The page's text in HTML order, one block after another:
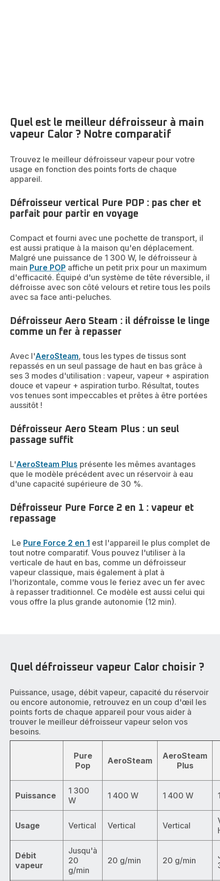
Quel est le meilleur défroisseur à main
vapeur Calor ? Notre comparatif
Trouvez le meilleur défroisseur vapeur pour votre
usage en fonction des points forts de chaque
appareil.
Défroisseur vertical Pure POP : pas cher et
parfait pour partir en voyage
Compact et fourni avec une pochette de transport, il
est aussi pratique à la maison qu'en déplacement.
Malgré une puissance de 1 300 W, le défroisseur à
main Pure POP affiche un petit prix pour un maximum
d'efficacité. Équipé d'un système de tête réversible, il
défroisse avec son côté velours et retire tous les poils
avec sa face anti-peluches.
Défroisseur Aero Steam : il défroisse le linge
comme un fer à repasser
Avec l'AeroSteam, tous les types de tissus sont
repassés en un seul passage de haut en bas grâce à
ses 3 modes d'utilisation : vapeur, vapeur + aspiration
douce et vapeur + aspiration turbo. Résultat, toutes
vos tenues sont impeccables et prêtes à être portées
aussitôt !
Défroisseur Aero Steam Plus : un seul
passage suffit
L'AeroSteam Plus présente les mêmes avantages
que le modèle précédent avec un réservoir à eau
d'une capacité supérieure de 30 %.
Défroisseur Pure Force 2 en 1 : vapeur et
repassage
Le Pure Force 2 en 1 est l'appareil le plus complet de
tout notre comparatif. Vous pouvez l'utiliser à la
verticale de haut en bas, comme un défroisseur
vapeur classique, mais également à plat à
l'horizontale, comme vous le feriez avec un fer avec
à repasser traditionnel. Ce modèle est aussi celui qui
vous offre la plus grande autonomie (12 min).
Quel défroisseur vapeur Calor choisir ?
Puissance, usage, débit vapeur, capacité du réservoir
ou encore autonomie, retrouvez en un coup d'œil les
points forts de chaque appareil pour vous aider à
trouver le meilleur défroisseur vapeur selon vos
besoins.
Pure
Pop
AeroSteam
AeroSteam
Plus
Puissance
1 300
W
1 400 W 1 400 W
Usage Vertical Vertical Vertical
Débit
vapeur
Jusqu'à
20
g/min
20 g/min 20 g/min